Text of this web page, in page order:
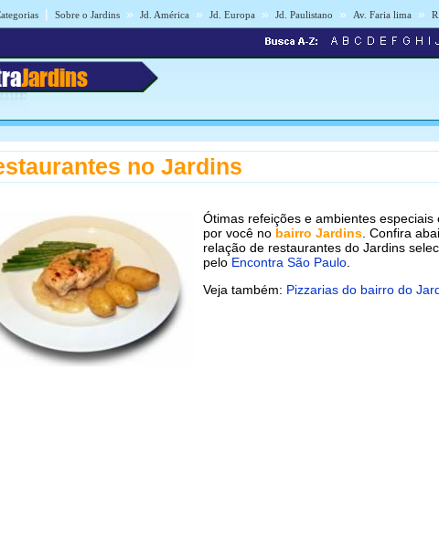
| Sobre o Jardins » Jd. América » Jd. Europa » Jd. Paulistano » Av. Faria lima »
Jardins
no Jardins
Ótimas refeições e ambientes especiais
por você no bairro Jardins . Confira
relação de restaurantes do Jardins
pelo Encontra São Paulo
Veja também: Pizzarias do bairro do